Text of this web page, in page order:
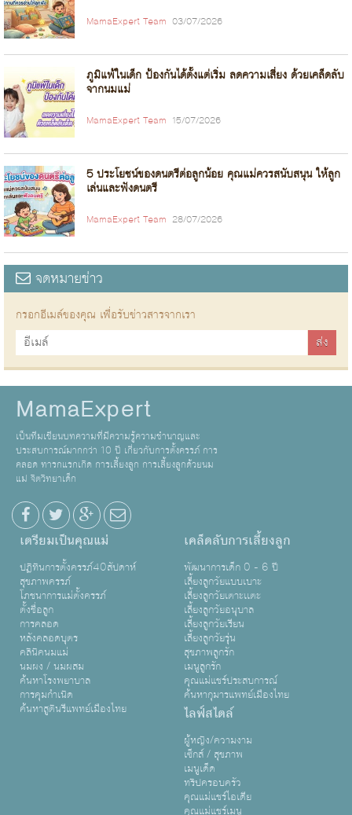
MamaExpert Team 03/07/2026
ภูมิแพ้ในเด็ก ป้องกันได้ตั้งแต่เริ่ม ลดความเสี่ยง ด้วยเคล็ดลับ
จากนมแม่
MamaExpert Team 15/07/2026
5 ประโยชน์ของดนตรีต่อลูกน้อย คุณแม่ควรสนับสนุน ให้ลูก
เล่นและฟังดนตรี
MamaExpert Team 28/07/2026
จดหมายข่าว
กรอกอีเมล์ของคุณ เพื่อรับข่าวสารจากเรา
MamaExpert
เป็นทีมเขียนบทความที่มีความรู้ความชำนาญและ
ประสบการณ์มากกว่า 10 ปี เกี่ยวกับการตั้งครรภ์ การ
คลอด ทารกแรกเกิด การเลี้ยงลูก การเลี้ยงลูกด้วยนม
แม่ จิตวิทยาเด็ก
เตรียมเป็นคุณแม่
ปฏิทินการตั้งครรภ์40สัปดาห์
สุขภาพครรภ์
โภชนาการแม่ตั้งครรภ์
ตั้งชื่อลูก
การคลอด
หลังคลอดบุตร
คลินิคนมแม่
นมผง / นมผสม
ค้นหาโรงพยาบาล
การคุมกำเนิด
ค้นหาสูตินรีแพทย์เมืองไทย
เคล็ดลับการเลี้ยงลูก
พัฒนาการเด็ก 0 - 6 ปี
เลี้ยงลูกวัยแบบเบาะ
เลี้ยงลูกวัยเตาะเเตะ
เลี้ยงลูกวัยอนุบาล
เลี้ยงลูกวัยเรียน
เลี้ยงลูกวัยรุ่น
สุขภาพลูกรัก
เมนูลูกรัก
คุณแม่แชร์ประสบการณ์
ค้นหากุมารแพทย์เมืองไทย
ไลฟ์สไตล์
ผู้หญิง/ความงาม
เซ็กส์ / สุขภาพ
เมนูเด็ด
ทริปครอบครัว
คุณแม่แชร์ไอเดีย
คุณแม่แชร์เมนู